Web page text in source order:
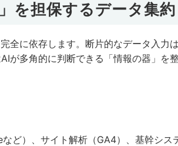
を担保するデータ集約
全に依存します。断片的なデータ入力
が多角的に判断できる「情報の器」を
ど）、サイト解析（GA4）、基幹シス